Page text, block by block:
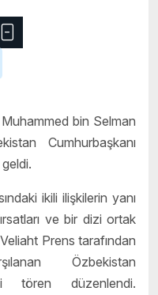
bin Selman
Cumhurbaşkanı
ikili ilişkilerin yanı
ve bir dizi ortak
Veliaht Prens tarafından
Özbekistan
tören düzenlendi.